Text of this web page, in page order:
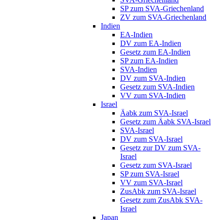
SP zum SVA-Griechenland
ZV zum SVA-Griechenland
Indien
EA-Indien
DV zum EA-Indien
Gesetz zum EA-Indien
SP zum EA-Indien
SVA-Indien
DV zum SVA-Indien
Gesetz zum SVA-Indien
VV zum SVA-Indien
Israel
Äabk zum SVA-Israel
Gesetz zum Äabk SVA-Israel
SVA-Israel
DV zum SVA-Israel
Gesetz zur DV zum SVA-
Israel
Gesetz zum SVA-Israel
SP zum SVA-Israel
VV zum SVA-Israel
ZusAbk zum SVA-Israel
Gesetz zum ZusAbk SVA-
Israel
Japan